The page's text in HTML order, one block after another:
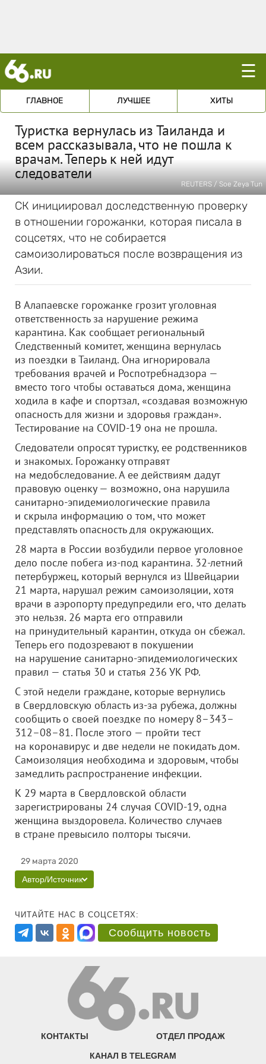
☰
ГЛАВНОЕ ЛУЧШЕЕ ХИТЫ
Туристка вернулась из Таиланда и
всем рассказывала, что не пошла к
врачам. Теперь к ней идут
следователи
REUTERS / Soe Zeya Tun
СК инициировал доследственную проверку
в отношении горожанки, которая писала в
соцсетях, что не собирается
самоизолироваться после возвращения из
Азии.
В Алапаевске горожанке грозит уголовная
ответственность за нарушение режима
карантина. Как сообщает региональный
Следственный комитет, женщина вернулась
из поездки в Таиланд. Она игнорировала
требования врачей и Роспотребнадзора —
вместо того чтобы оставаться дома, женщина
ходила в кафе и спортзал, «создавая возможную
опасность для жизни и здоровья граждан».
Тестирование на COVID-19 она не прошла.
Следователи опросят туристку, ее родственников
и знакомых. Горожанку отправят
на медобследование. А ее действиям дадут
правовую оценку — возможно, она нарушила
санитарно-эпидемиологические правила
и скрыла информацию о том, что может
представлять опасность для окружающих.
28 марта в России возбудили первое уголовное
дело после побега из-под карантина. 32-летний
петербуржец, который вернулся из Швейцарии
21 марта, нарушал режим самоизоляции, хотя
врачи в аэропорту предупредили его, что делать
это нельзя. 26 марта его отправили
на принудительный карантин, откуда он сбежал.
Теперь его подозревают в покушении
на нарушение санитарно-эпидемиологических
правил — статья 30 и статья 236 УК РФ.
С этой недели граждане, которые вернулись
в Свердловскую область из-за рубежа, должны
сообщить о своей поездке по номеру 8–343–
312–08–81. После этого — пройти тест
на коронавирус и две недели не покидать дом.
Самоизоляция необходима и здоровым, чтобы
замедлить распространение инфекции.
К 29 марта в Свердловской области
зарегистрированы 24 случая COVID-19, одна
женщина выздоровела. Количество случаев
в стране превысило полторы тысячи.
29 марта 2020
Автор/Источник
ЧИТАЙТЕ НАС В СОЦСЕТЯХ:
Сообщить новость
КОНТАКТЫ ОТДЕЛ ПРОДАЖ
КАНАЛ В TELEGRAM